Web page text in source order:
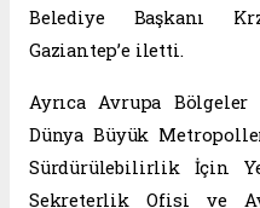
Belediye Başkanı
Gaziantep’e iletti.
Ayrıca Avrupa
Dünya Büyük
Sürdürülebilirlik İçin
Sekreterlik Ofisi ve